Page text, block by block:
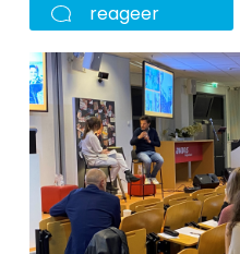
reageer